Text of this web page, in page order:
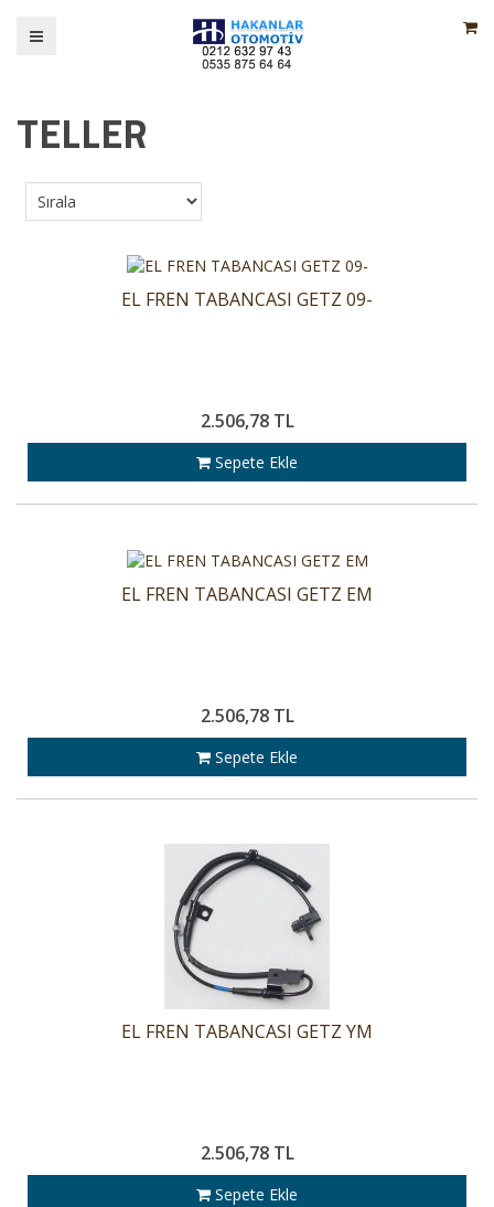
TELLER
EL FREN TABANCASI GETZ 09-
2.506,78 TL
Sepete Ekle
EL FREN TABANCASI GETZ EM
2.506,78 TL
Sepete Ekle
EL FREN TABANCASI GETZ YM
2.506,78 TL
Sepete Ekle